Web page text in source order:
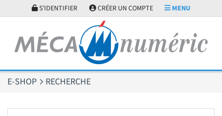
S'IDENTIFIER CRÉER UN COMPTE MENU
E-SHOP RECHERCHE
Panneau de gestion des cookies